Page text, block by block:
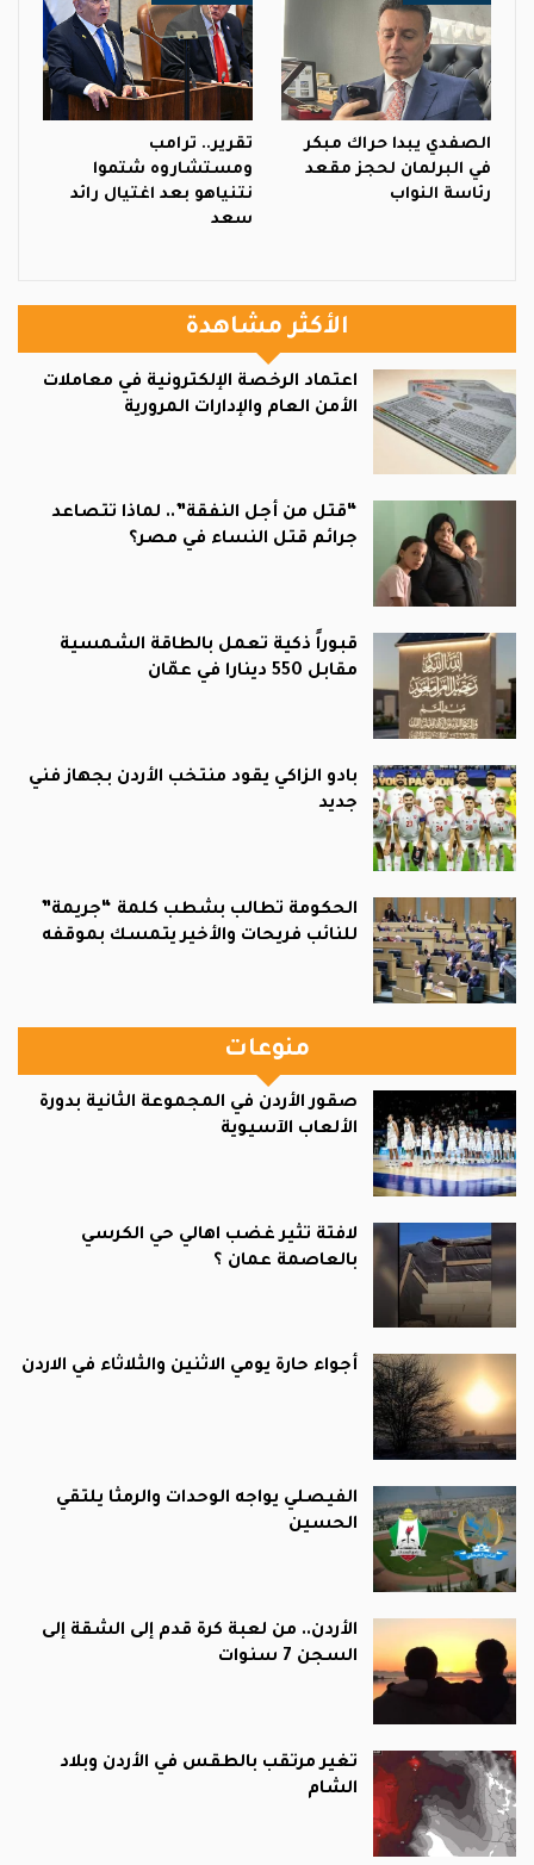
الصفدي يبدا حراك مبكر
في البرلمان لحجز مقعد
رئاسة النواب
تقرير.. ترامب
ومستشاروه شتموا
نتنياهو بعد اغتيال رائد
سعد
الأكثر مشاهدة
اعتماد الرخصة الإلكترونية في معاملات
الأمن العام والإدارات المرورية
“قتل من أجل النفقة”.. لماذا تتصاعد
جرائم قتل النساء في مصر؟
قبوراً ذكية تعمل بالطاقة الشمسية
مقابل 550 دينارا في عمّان
بادو الزاكي يقود منتخب الأردن بجهاز فني
جديد
الحكومة تطالب بشطب كلمة “جريمة”
للنائب فريحات والأخير يتمسك بموقفه
منوعات
صقور الأردن في المجموعة الثانية بدورة
الألعاب الآسيوية
لافتة تثير غضب اهالي حي الكرسي
بالعاصمة عمان ؟
أجواء حارة يومي الاثنين والثلاثاء في الاردن
الفيصلي يواجه الوحدات والرمثا يلتقي
الحسين
الأردن.. من لعبة كرة قدم إلى الشقة إلى
السجن 7 سنوات
تغير مرتقب بالطقس في الأردن وبلاد
الشام